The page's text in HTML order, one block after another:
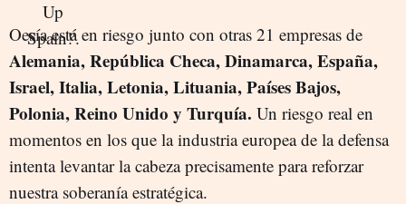
Oesía está en riesgo junto con otras 21 empresas de
Alemania, República Checa, Dinamarca, España,
Israel, Italia, Letonia, Lituania, Países Bajos,
Polonia, Reino Unido y Turquía. Un riesgo real en
momentos en los que la industria europea de la defensa
intenta levantar la cabeza precisamente para reforzar
nuestra soberanía estratégica.